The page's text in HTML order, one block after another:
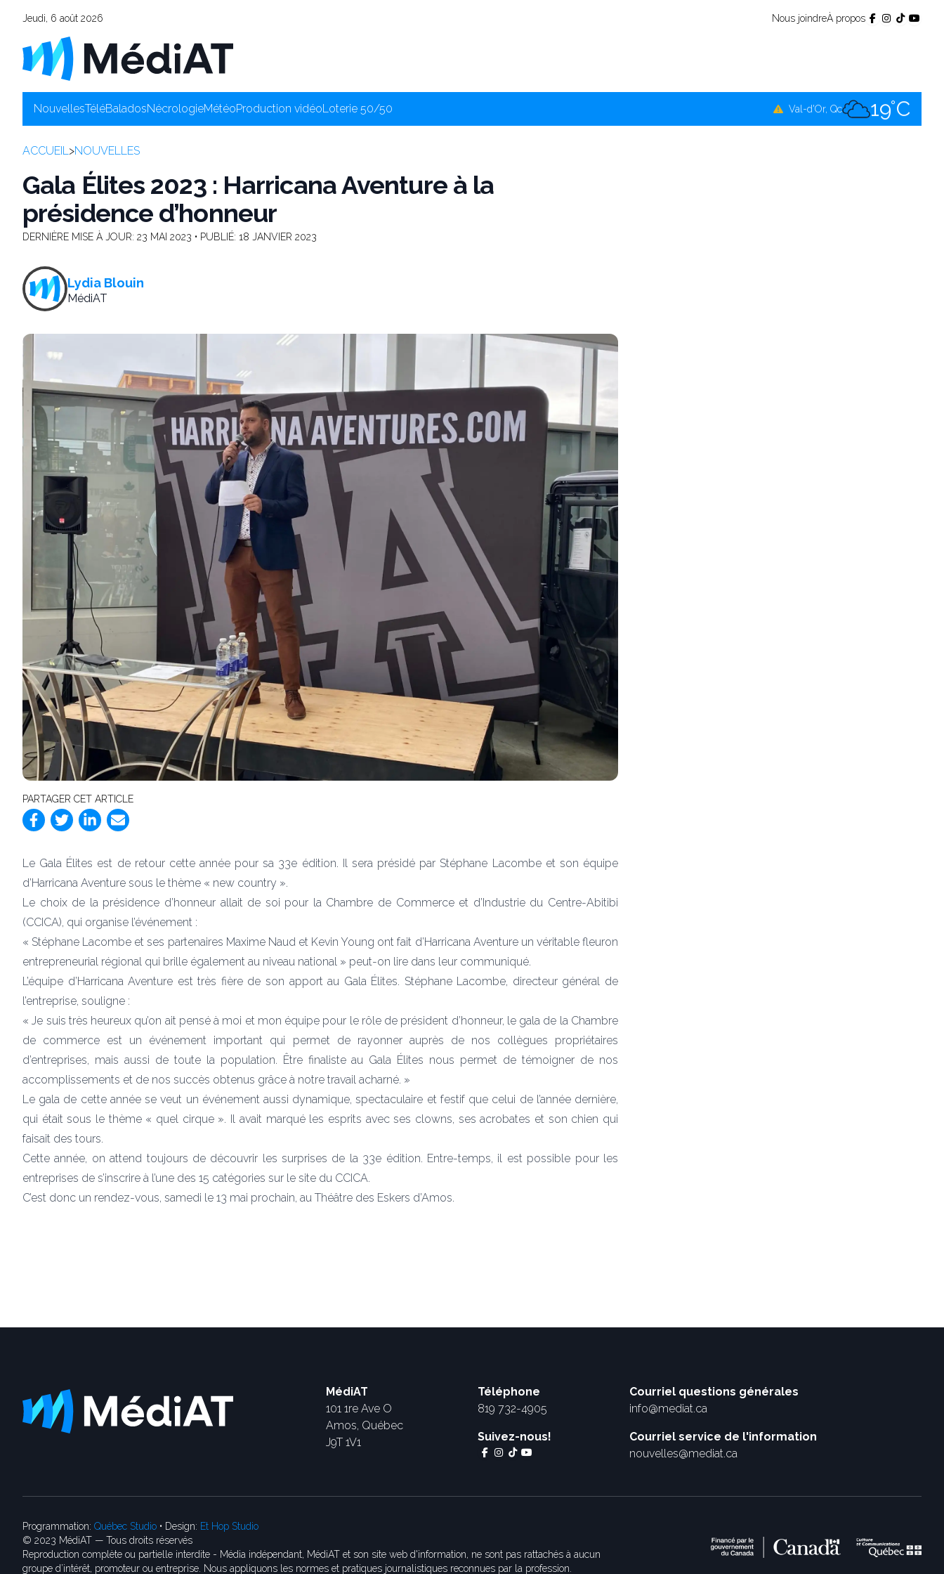
Jeudi, 6 août 2026 Nous joindreÀ propos
NouvellesTéléBaladosNécrologieMétéoProduction vidéoLoterie 50/50 Val-d'Or, Qc 19°C
ACCUEIL>NOUVELLES
Gala Élites 2023 : Harricana Aventure à la
présidence d’honneur
DERNIÈRE MISE À JOUR: 23 MAI 2023 • PUBLIÉ: 18 JANVIER 2023
Lydia Blouin
MédiAT
PARTAGER CET ARTICLE
Le Gala Élites est de retour cette année pour sa 33e édition. Il sera présidé par Stéphane Lacombe et son équipe
d’Harricana Aventure sous le thème « new country ».
Le choix de la présidence d’honneur allait de soi pour la Chambre de Commerce et d’Industrie du Centre-Abitibi
(CCICA), qui organise l’événement :
« Stéphane Lacombe et ses partenaires Maxime Naud et Kevin Young ont fait d’Harricana Aventure un véritable fleuron
entrepreneurial régional qui brille également au niveau national » peut-on lire dans leur communiqué.
L’équipe d’Harricana Aventure est très fière de son apport au Gala Élites. Stéphane Lacombe, directeur général de
l’entreprise, souligne :
« Je suis très heureux qu’on ait pensé à moi et mon équipe pour le rôle de président d’honneur, le gala de la Chambre
de commerce est un événement important qui permet de rayonner auprès de nos collègues propriétaires
d’entreprises, mais aussi de toute la population. Être finaliste au Gala Élites nous permet de témoigner de nos
accomplissements et de nos succès obtenus grâce à notre travail acharné. »
Le gala de cette année se veut un événement aussi dynamique, spectaculaire et festif que celui de l’année dernière,
qui était sous le thème « quel cirque ». Il avait marqué les esprits avec ses clowns, ses acrobates et son chien qui
faisait des tours.
Cette année, on attend toujours de découvrir les surprises de la 33e édition. Entre-temps, il est possible pour les
entreprises de s’inscrire à l’une des 15 catégories sur le site du CCICA.
C’est donc un rendez-vous, samedi le 13 mai prochain, au Théâtre des Eskers d’Amos.
MédiAT
101 1re Ave O
Amos, Québec
J9T 1V1
Téléphone
819 732-4905
Suivez-nous!
Courriel questions générales
info@mediat.ca
Courriel service de l'information
nouvelles@mediat.ca
Programmation: Québec Studio • Design: Et Hop Studio
© 2023 MédiAT — Tous droits réservés
Reproduction complète ou partielle interdite - Média indépendant, MédiAT et son site web d'information, ne sont pas rattachés à aucun
groupe d’intérêt, promoteur ou entreprise. Nous appliquons les normes et pratiques journalistiques reconnues par la profession.